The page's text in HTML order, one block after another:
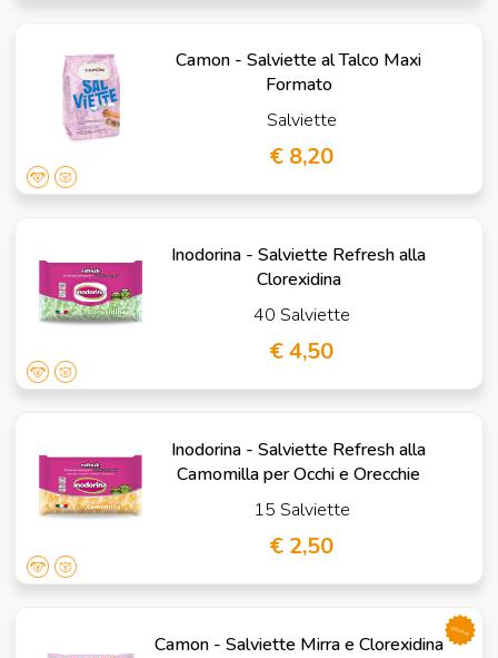
Camon - Salviette al Talco Maxi
Formato
Salviette
€ 8,20
Inodorina - Salviette Refresh alla
Clorexidina
40 Salviette
€ 4,50
Inodorina - Salviette Refresh alla
Camomilla per Occhi e Orecchie
15 Salviette
€ 2,50
Camon - Salviette Mirra e Clorexidina
promo